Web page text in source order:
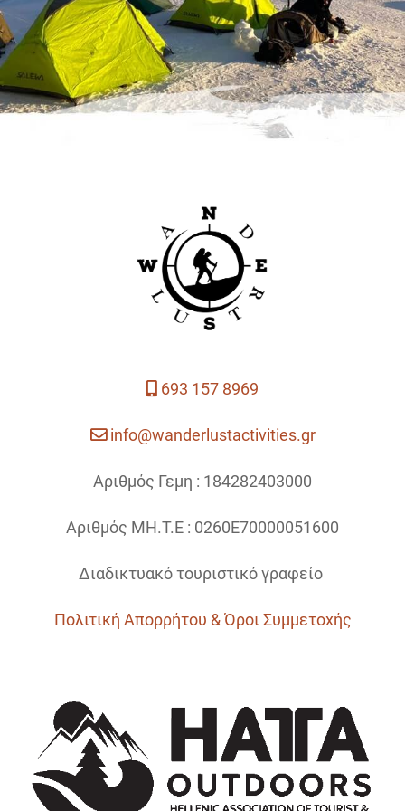
693 157 8969
info@wanderlustactivities.gr
Αριθμός Γεμη : 184282403000
Αριθμός ΜΗ.Τ.Ε : 0260Ε70000051600
Διαδικτυακό τουριστικό γραφείο
Πολιτική Απορρήτου & Όροι Συμμετοχής